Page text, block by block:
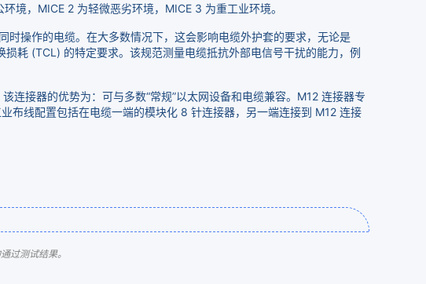
境，MICE 2 为轻微恶劣环境，MICE 3 为重工业环境。
操作的电缆。在大多数情况下，这会影响电缆外护套的要求，无论是
耗 (TCL) 的特定要求。该规范测量电缆抵抗外部电信号干扰的能力，例
接器的优势为：可与多数“常规”以太网设备和电缆兼容。M12 连接器专
布线配置包括在电缆一端的模块化 8 针连接器，另一端连接到 M12 连接
过测试结果。